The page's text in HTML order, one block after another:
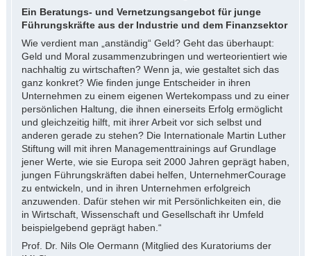
Ein Beratungs- und Vernetzungsangebot für junge
Führungskräfte aus der Industrie und dem Finanzsektor
Wie verdient man „anständig“ Geld? Geht das überhaupt:
Geld und Moral zusammenzubringen und werteorientiert wie
nachhaltig zu wirtschaften? Wenn ja, wie gestaltet sich das
ganz konkret? Wie finden junge Entscheider in ihren
Unternehmen zu einem eigenen Wertekompass und zu einer
persönlichen Haltung, die ihnen einerseits Erfolg ermöglicht
und gleichzeitig hilft, mit ihrer Arbeit vor sich selbst und
anderen gerade zu stehen? Die Internationale Martin Luther
Stiftung will mit ihren Managementtrainings auf Grundlage
jener Werte, wie sie Europa seit 2000 Jahren geprägt haben,
jungen Führungskräften dabei helfen, UnternehmerCourage
zu entwickeln, und in ihren Unternehmen erfolgreich
anzuwenden. Dafür stehen wir mit Persönlichkeiten ein, die
in Wirtschaft, Wissenschaft und Gesellschaft ihr Umfeld
beispielgebend geprägt haben.“
Prof. Dr. Nils Ole Oermann (Mitglied des Kuratoriums der